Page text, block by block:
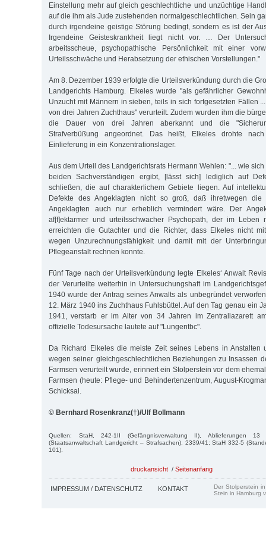
Einstellung mehr auf gleich geschlechtliche und unzüchtige
auf die ihm als Jude zustehenden normalgeschlechtlichen. Sein
durch irgendeine geistige Störung bedingt, sondern es ist der
Irgendeine Geisteskrankheit liegt nicht vor. … Der
arbeitsscheue, psychopathische Persönlichkeit mit einer
Urteilsschwäche und Herabsetzung der ethischen Vorstellungen."
Am 8. Dezember 1939 erfolgte die Urteilsverkündung durch die
Landgerichts Hamburg. Elkeles wurde "als gefährlicher
Un­zucht mit Männern in sieben, teils in sich fortgesetzten Fällen
von drei Jahren Zuchthaus" verurteilt. Zudem wurden ihm die
die Dauer von drei Jahren aberkannt und die
Strafverbüßung angeordnet. Das heißt, Elkeles drohte
Einlieferung in ein Konzentrationslager.
Aus dem Urteil des Landgerichtsrats Hermann Wehlen: "... wie
beiden Sachverständigen ergibt, [lässt sich] lediglich auf
schließen, die auf charakterlichem Gebiete liegen. Auf
Defekte des Angeklagten nicht so groß, daß ihretwegen die
Angeklagten auch nur erheblich vermindert wäre. Der
af[f]ektarmer und urteilsschwacher Psychopath, der im Leben
erreichten die Gutachter und die Richter, dass Elkeles nicht
wegen Unzurechnungsfähigkeit und damit mit der
Pflegeanstalt rechnen konnte.
Fünf Tage nach der Urteilsverkündung legte Elkeles‘ Anwalt
der Verurteilte weiterhin in Untersuchungshaft im
1940 wurde der Antrag seines Anwalts als unbegründet
12. März 1940 ins Zuchthaus Fuhlsbüttel. Auf den Tag genau ein
1941, verstarb er im Alter von 34 Jahren im Zentrallazarett
offizielle Todesursache lautete auf "Lungentbc".
Da Richard Elkeles die meiste Zeit seines Lebens in Anstalten
wegen seiner gleichgeschlechtlichen Beziehungen zu Insassen
Farmsen verurteilt wurde, erinnert ein Stolperstein vor dem
Farmsen (heute: Pflege- und Behindertenzentrum, August-
Schicksal.
© Bernhard Rosenkranz(†)/Ulf Bollmann
Quellen: StaH, 242-1II (Gefängnisverwaltung II), Ablieferungen
(Staatsanwaltschaft Landgericht – Strafsachen), 2339/41; StaH 332-5
101).
druckansicht / Seitenanfang
IMPRESSUM / DATENSCHUTZ KONTAKT
Der Stolperstein
Stein in Hamburg